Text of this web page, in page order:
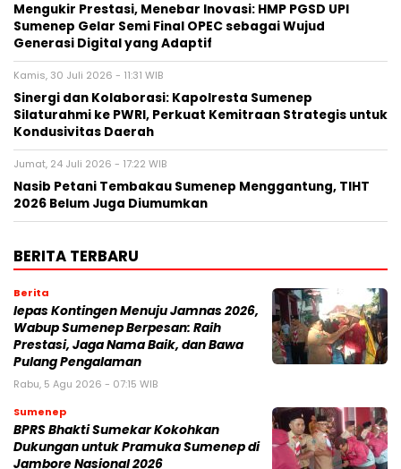
Mengukir Prestasi, Menebar Inovasi: HMP PGSD UPI
Sumenep Gelar Semi Final OPEC sebagai Wujud
Generasi Digital yang Adaptif
Kamis, 30 Juli 2026 - 11:31 WIB
Sinergi dan Kolaborasi: Kapolresta Sumenep
Silaturahmi ke PWRI, Perkuat Kemitraan Strategis untuk
Kondusivitas Daerah
Jumat, 24 Juli 2026 - 17:22 WIB
Nasib Petani Tembakau Sumenep Menggantung, TIHT
2026 Belum Juga Diumumkan
BERITA TERBARU
Berita
lepas Kontingen Menuju Jamnas 2026,
Wabup Sumenep Berpesan: Raih
Prestasi, Jaga Nama Baik, dan Bawa
Pulang Pengalaman
Rabu, 5 Agu 2026 - 07:15 WIB
Sumenep
BPRS Bhakti Sumekar Kokohkan
Dukungan untuk Pramuka Sumenep di
Jambore Nasional 2026